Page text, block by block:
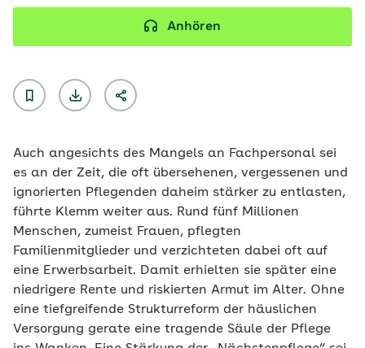
Anhören
Auch angesichts des Mangels an Fachpersonal sei
es an der Zeit, die oft übersehenen, vergessenen und
ignorierten Pflegenden daheim stärker zu entlasten,
führte Klemm weiter aus. Rund fünf Millionen
Menschen, zumeist Frauen, pflegten
Familienmitglieder und verzichteten dabei oft auf
eine Erwerbsarbeit. Damit erhielten sie später eine
niedrigere Rente und riskierten Armut im Alter. Ohne
eine tiefgreifende Strukturreform der häuslichen
Versorgung gerate eine tragende Säule der Pflege